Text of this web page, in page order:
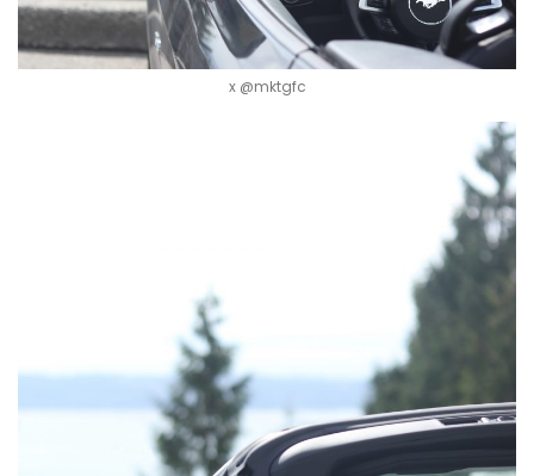
x @mktgfc